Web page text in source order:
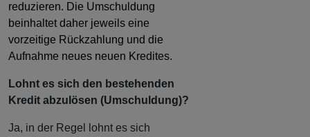
reduzieren. Die Umschuldung
beinhaltet daher jeweils eine
vorzeitige Rückzahlung und die
Aufnahme neues neuen Kredites.
Lohnt es sich den bestehenden
Kredit abzulösen (Umschuldung)?
Ja, in der Regel lohnt es sich